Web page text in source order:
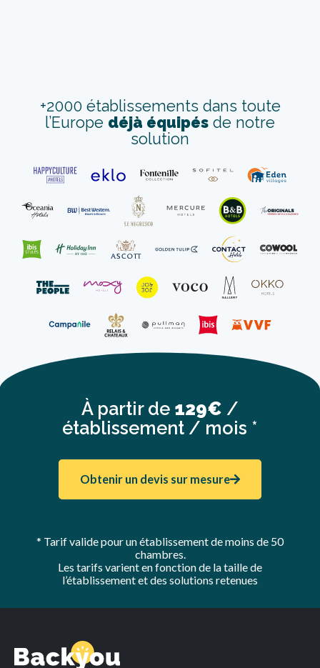
+2000 établissements dans toute
l’Europe déjà équipés de notre
solution
À partir de 129€ /
établissement / mois *
Obtenir un devis sur mesure
* Tarif valide pour un établissement de moins de 50
chambres.
Les tarifs varient en fonction de la taille de
l’établissement et des solutions retenues